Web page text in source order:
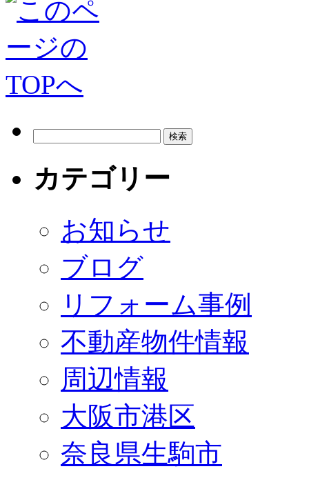
カテゴリー
お知らせ
ブログ
リフォーム事例
不動産物件情報
周辺情報
大阪市港区
奈良県生駒市